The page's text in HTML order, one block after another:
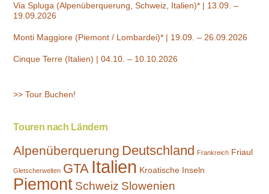
Via Spluga (Alpenüberquerung, Schweiz, Italien)* | 13.09. –
19.09.2026
Monti Maggiore (Piemont / Lombardei)* | 19.09. – 26.09.2026
Cinque Terre (Italien) | 04.10. – 10.10.2026
>> Tour Buchen!
Touren nach Ländern
Alpenüberquerung Deutschland Frankreich Friaul
Gletscherwelten GTA Italien Kroatische Inseln
Piemont Schweiz Slowenien